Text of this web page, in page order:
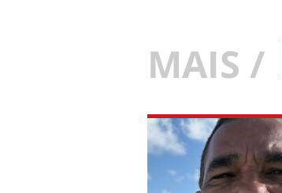
MAIS /